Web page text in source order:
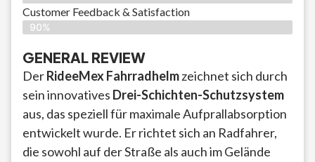
Customer Feedback & Satisfaction​
90%
GENERAL REVIEW
DerRideeMex Fahrradhelmzeichnet sich durch
sein innovatives Drei-Schichten-Schutzsystem
aus, das speziell für maximale Aufprallabsorption
entwickelt wurde. Er richtet sich an Radfahrer,
die sowohl auf der Straße als auch im Gelände